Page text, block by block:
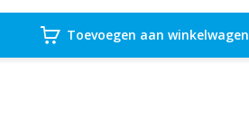
Toevoegen aan winkelwagen